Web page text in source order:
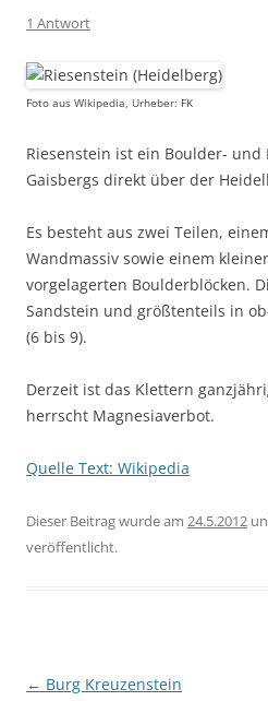
1 Antwort
Foto aus Wikipedia, Urheber: FK
Riesenstein ist ein Boulder-
Gaisbergs direkt über der
Es besteht aus zwei Teilen,
Wandmassiv sowie einem
vorgelagerten Boulderblöcken.
Sandstein und größtenteils in
(6 bis 9).
Derzeit ist das Klettern
herrscht Magnesiaverbot.
Quelle Text: Wikipedia
Dieser Beitrag wurde am 24.5.2012
veröffentlicht.
Beitragsnavigation
← Burg Kreuzenstein